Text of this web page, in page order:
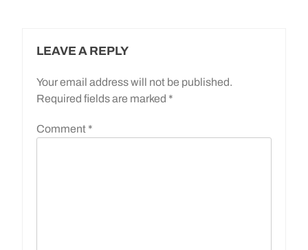
LEAVE A REPLY
Your email address will not be published.
Required fields are marked *
Comment *